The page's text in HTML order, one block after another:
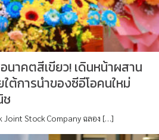
นาคตสีเขียว! เดินหน้าผสาน
ต้การนำของซีอีโอคนใหม่
Stock Company ฉลอง […]